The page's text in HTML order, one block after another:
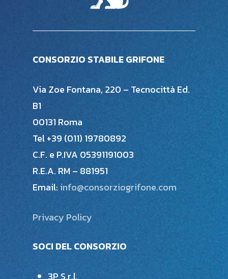
CONSORZIO STABILE GRIFONE
Via Zoe Fontana, 220 – Tecnocittà Ed.
B1
00131 Roma
Tel +39 (011) 19780892
C.F. e P.IVA 05391191003
R.E.A. RM – 881951
Email: info@consorziogrifone.com
Privacy Policy
SOCI DEL CONSORZIO
3P S.r.l.